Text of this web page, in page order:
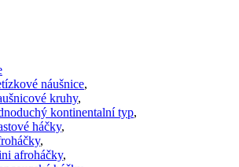
náušnice,
kruhy,
kontinentalní typ,
háčky,
,
afroháčky,